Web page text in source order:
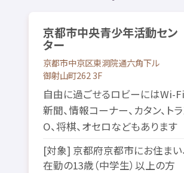
京都市中央青少年活動セン
ター
京都市中京区東洞院通六角下ル
御射山町262 3F
自由に過ごせるロビーにはWi-Fi
新聞、情報コーナー、カタン、ト
O、将棋、オセロなどもあります
[対象] 京都府京都市にお住まい
在勤の13歳（中学生） 以上の方